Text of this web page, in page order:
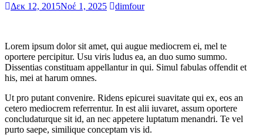
Δεκ 12, 2015Νοέ 1, 2025 dimfour
Lorem ipsum dolor sit amet, qui augue mediocrem ei, mel te
oportere percipitur. Usu viris ludus ea, an duo sumo summo.
Dissentias constituam appellantur in qui. Simul fabulas offendit et
his, mei at harum omnes.
Ut pro putant convenire. Ridens epicurei suavitate qui ex, eos an
cetero mediocrem referrentur. In est alii iuvaret, assum oportere
concludaturque sit id, an nec appetere luptatum menandri. Te vel
purto saepe, similique conceptam vis id.